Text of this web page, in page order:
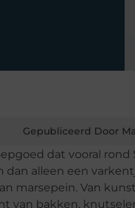
Gepubliceerd Door
dat vooral
dan alleen een
marsepein. Van
van bakken,